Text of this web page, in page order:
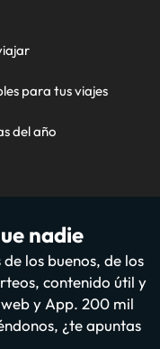
para tus viajes
del año
nadie
los buenos, de los
contenido útil y
y App. 200 mil
¿te apuntas